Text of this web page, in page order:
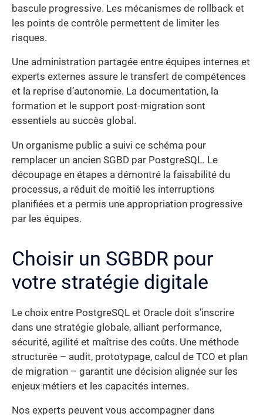
bascule progressive. Les mécanismes de rollback et
les points de contrôle permettent de limiter les
risques.
Une administration partagée entre équipes internes et
experts externes assure le transfert de compétences
et la reprise d’autonomie. La documentation, la
formation et le support post-migration sont
essentiels au succès global.
Un organisme public a suivi ce schéma pour
remplacer un ancien SGBD par PostgreSQL. Le
découpage en étapes a démontré la faisabilité du
processus, a réduit de moitié les interruptions
planifiées et a permis une appropriation progressive
par les équipes.
Choisir un SGBDR pour
votre stratégie digitale
Le choix entre PostgreSQL et Oracle doit s’inscrire
dans une stratégie globale, alliant performance,
sécurité, agilité et maîtrise des coûts. Une méthode
structurée – audit, prototypage, calcul de TCO et plan
de migration – garantit une décision alignée sur les
enjeux métiers et les capacités internes.
Nos experts peuvent vous accompagner dans